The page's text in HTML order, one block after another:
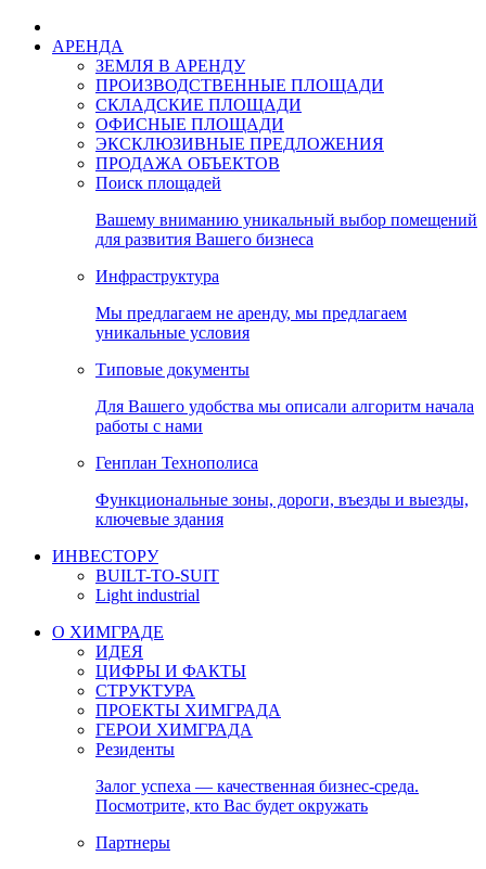
АРЕНДА
ЗЕМЛЯ В АРЕНДУ
ПРОИЗВОДСТВЕННЫЕ ПЛОЩАДИ
СКЛАДСКИЕ ПЛОЩАДИ
ОФИСНЫЕ ПЛОЩАДИ
ЭКСКЛЮЗИВНЫЕ ПРЕДЛОЖЕНИЯ
ПРОДАЖА ОБЪЕКТОВ
Поиск площадей
Вашему вниманию уникальный выбор помещений
для развития Вашего бизнеса
Инфраструктура
Мы предлагаем не аренду, мы предлагаем
уникальные условия
Типовые документы
Для Вашего удобства мы описали алгоритм начала
работы с нами
Генплан Технополиса
Функциональные зоны, дороги, въезды и выезды,
ключевые здания
ИНВЕСТОРУ
BUILT-TO-SUIT
Light industrial
О ХИМГРАДЕ
ИДЕЯ
ЦИФРЫ И ФАКТЫ
СТРУКТУРА
ПРОЕКТЫ ХИМГРАДА
ГЕРОИ ХИМГРАДА
Резиденты
Залог успеха — качественная бизнес-среда.
Посмотрите, кто Вас будет окружать
Партнеры